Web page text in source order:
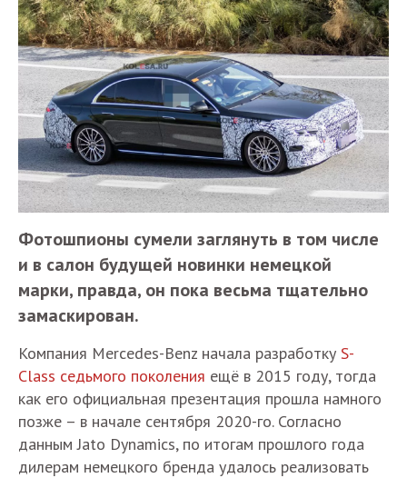
Фотошпионы сумели заглянуть в том числе
и в салон будущей новинки немецкой
марки, правда, он пока весьма тщательно
замаскирован.
Компания Mercedes-Benz начала разработку S-
Class седьмого поколения ещё в 2015 году, тогда
как его официальная презентация прошла намного
позже – в начале сентября 2020-го. Согласно
данным Jato Dynamics, по итогам прошлого года
дилерам немецкого бренда удалось реализовать